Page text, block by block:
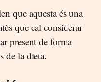
que aquesta és una
que cal considerar
present de forma
de la dieta.